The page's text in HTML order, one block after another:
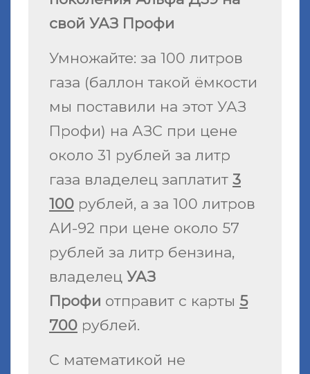
свой УАЗ Профи
Умножайте: за 100 литров
газа (баллон такой ёмкости
мы поставили на этот УАЗ
Профи) на АЗС при цене
около 31 рублей за литр
газа владелец заплатит 3
100 рублей, а за 100 литров
АИ-92 при цене около 57
рублей за литр бензина,
владелец УАЗ
Профи отправит с карты 5
700 рублей.
С математикой не